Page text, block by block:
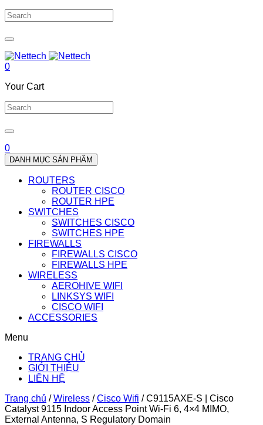
0
Your Cart
0
DANH MỤC SẢN PHẨM
ROUTERS
ROUTER CISCO
ROUTER HPE
SWITCHES
SWITCHES CISCO
SWITCHES HPE
FIREWALLS
FIREWALLS CISCO
FIREWALLS HPE
WIRELESS
AEROHIVE WIFI
LINKSYS WIFI
CISCO WIFI
ACCESSORIES
Menu
TRANG CHỦ
GIỚI THIỆU
LIÊN HỆ
Trang chủ /Wireless /Cisco Wifi /C9115AXE-S | Cisco
Catalyst 9115 Indoor Access Point Wi-Fi 6, 4×4 MIMO,
External Antenna, S Regulatory Domain